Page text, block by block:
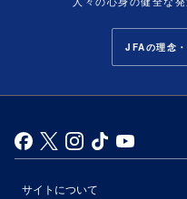
JFAの理念
サイトについて